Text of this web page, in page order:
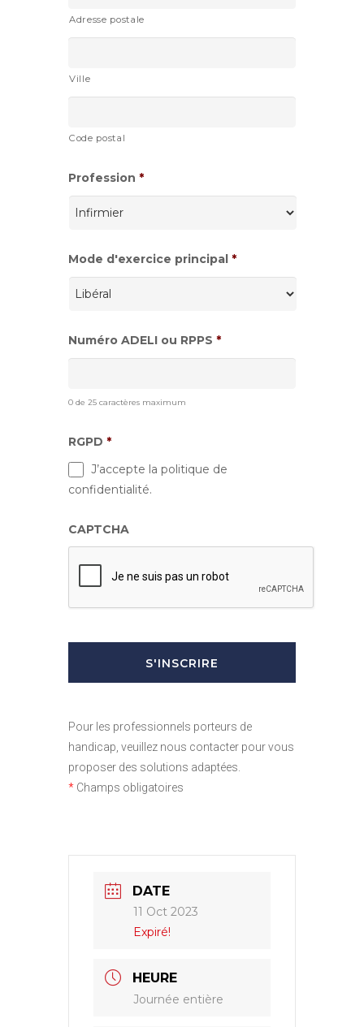
Adresse postale
Ville
Code postal
Profession *
Mode d'exercice principal *
Numéro ADELI ou RPPS *
0 de 25 caractères maximum
RGPD *
J’accepte la politique de
confidentialité.
CAPTCHA
Pour les professionnels porteurs de
handicap, veuillez nous contacter pour vous
proposer des solutions adaptées.
* Champs obligatoires
DATE
11 Oct 2023
Expiré!
HEURE
Journée entière